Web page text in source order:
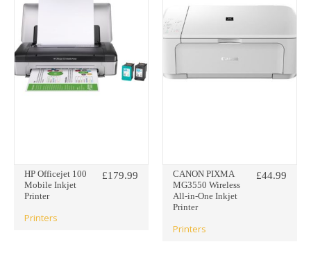
HP Officejet 100
Mobile Inkjet
Printer
£179.99
Printers
CANON PIXMA
MG3550 Wireless
All-in-One Inkjet
Printer
£44.99
Printers